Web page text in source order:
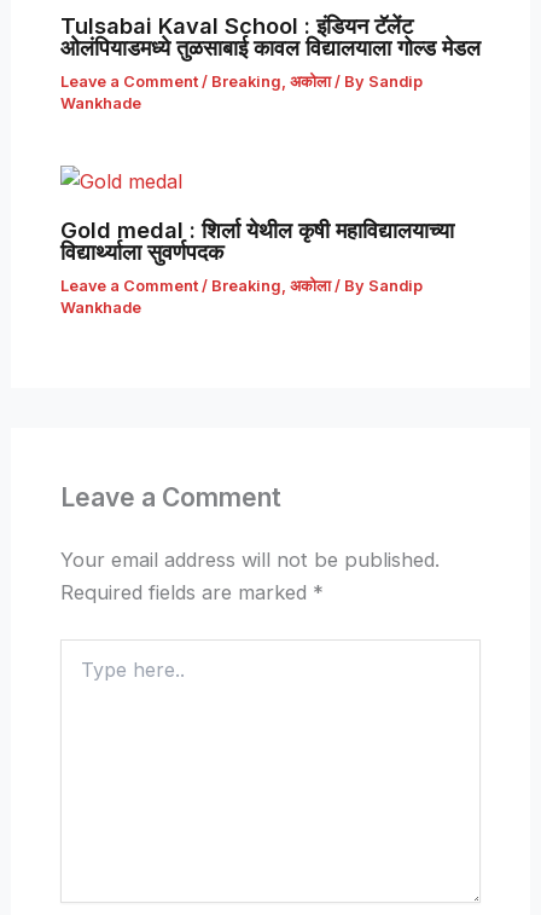
Tulsabai Kaval School : इंडियन टॅलेंट
ओलंपियाडमध्ये तुळसाबाई कावल विद्यालयाला गोल्ड मेडल
Leave a Comment / Breaking अकोला/ By Sandip
Wankhade
Gold medal : शिर्ला येथील कृषी महाविद्यालयाच्या
विद्यार्थ्याला सुवर्णपदक
Leave a Comment / Breaking अकोला/ By Sandip
Wankhade
Leave a Comment
Your email address will not be published.
Required fields are marked *
here..